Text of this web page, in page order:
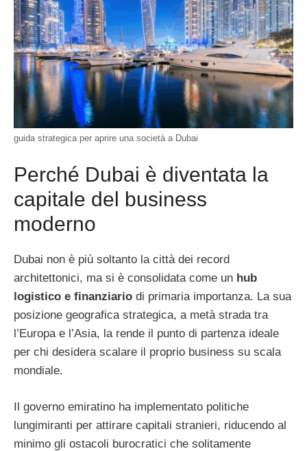
guida strategica per aprire una società a Dubai
Perché Dubai è diventata la
capitale del business
moderno
Dubai non è più soltanto la città dei record
architettonici, ma si è consolidata come un hub
logistico e finanziario di primaria importanza. La sua
posizione geografica strategica, a metà strada tra
l’Europa e l’Asia, la rende il punto di partenza ideale
per chi desidera scalare il proprio business su scala
mondiale.
Il governo emiratino ha implementato politiche
lungimiranti per attirare capitali stranieri, riducendo al
minimo gli ostacoli burocratici che solitamente